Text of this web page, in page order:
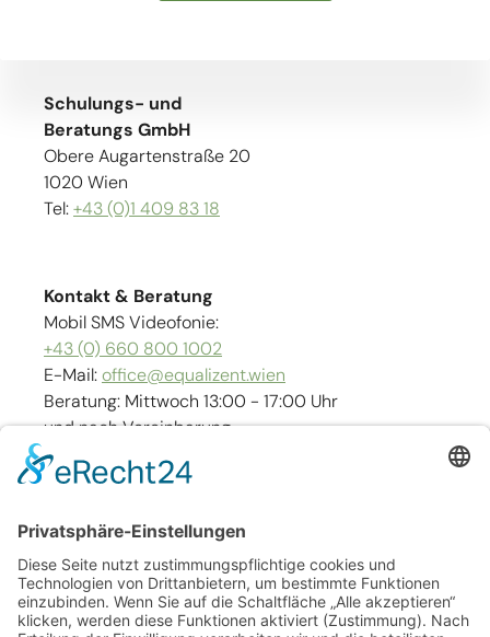
Schulungs- und
Beratungs GmbH
Obere Augartenstraße 20
1020 Wien
Tel:+43 (0)1 409 83 18
Kontakt & Beratung
Mobil SMS Videofonie:
+43 (0) 660 800 1002
E-Mail:office@equalizent.wien
Beratung: Mittwoch 13:00 - 17:00 Uhr
und nach Vereinbarung
Kontakt
Impressum
Barrierefreiheit
Sitemap